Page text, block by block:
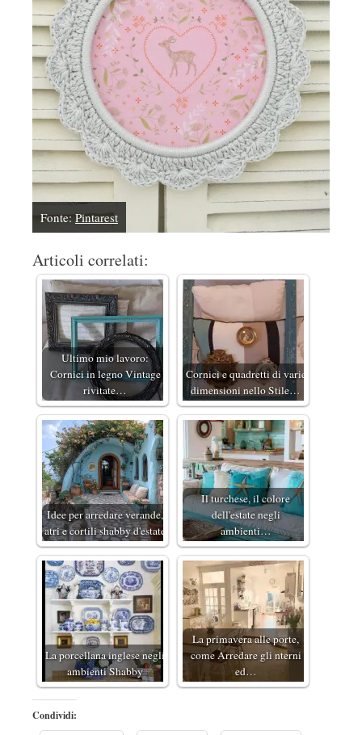
Fonte: Pintarest
Articoli correlati:
Ultimo mio lavoro:
Cornici in legno Vintage
rivitate…
Cornici e quadretti di varie
dimensioni nello Stile…
Idee per arredare verande,
atri e cortili shabby d'estate
Il turchese, il colore
dell'estate negli
ambienti…
La porcellana inglese negli
ambienti Shabby
La primavera alle porte,
come Arredare gli nterni
ed…
Condividi: